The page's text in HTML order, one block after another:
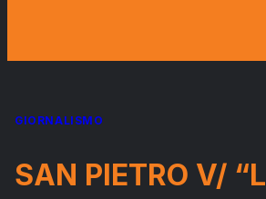
GIORNALISMO
SAN PIETRO V/